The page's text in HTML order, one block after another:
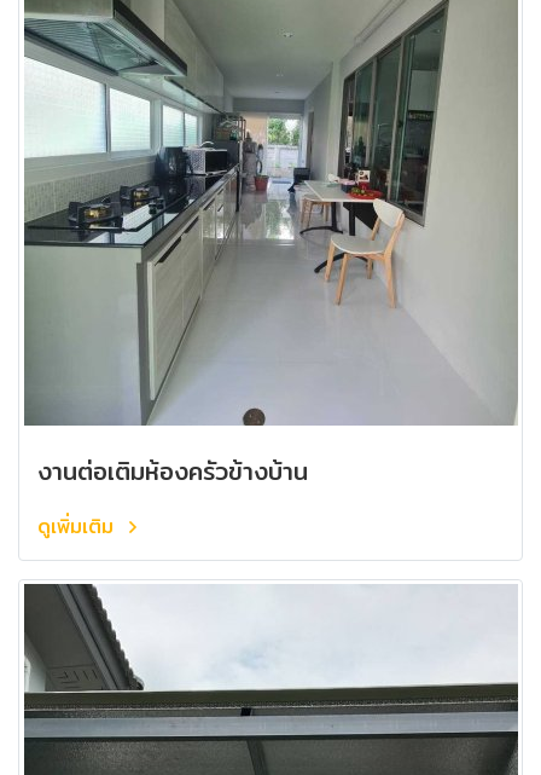
งานต่อเติมห้องครัวข้างบ้าน
ดูเพิ่มเติม